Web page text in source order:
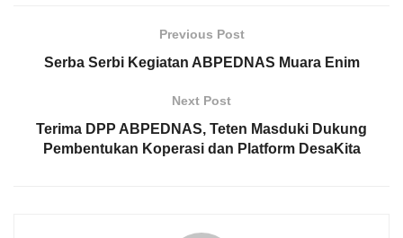
Previous Post
Serba Serbi Kegiatan ABPEDNAS Muara Enim
Next Post
Terima DPP ABPEDNAS, Teten Masduki Dukung
Pembentukan Koperasi dan Platform DesaKita